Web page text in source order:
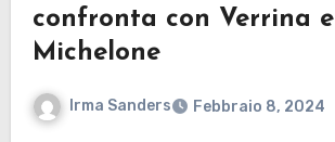
confronta con Verrina e
Michelone
Irma Sanders Febbraio 8, 2024